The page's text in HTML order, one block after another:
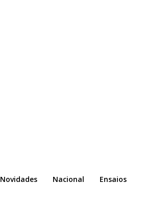
Novidades Nacional Ensaios